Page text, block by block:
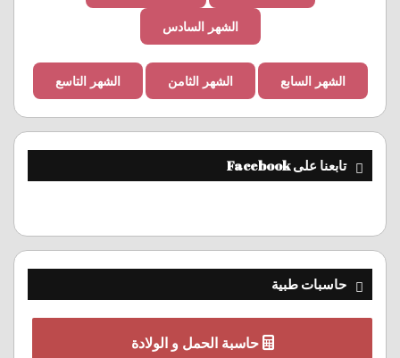
الشهر السادس
الشهر السابع الشهر الثامن الشهر التاسع
تابعنا على Facebook
حاسبات طبية
حاسبة الحمل و الولادة